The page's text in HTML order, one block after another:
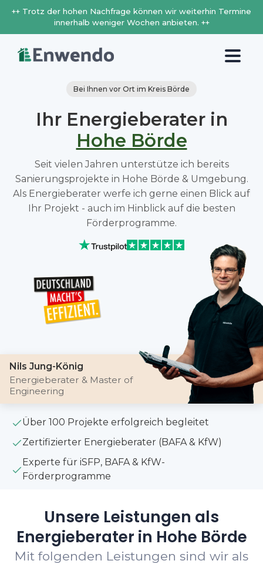
++ Trotz der hohen Nachfrage können wir weiterhin Termine
innerhalb weniger Wochen anbieten. ++
Bei Ihnen vor Ort im Kreis Börde
Ihr Energieberater in
Hohe Börde
Seit vielen Jahren unterstütze ich bereits
Sanierungsprojekte in Hohe Börde & Umgebung.
Als Energieberater werfe ich gerne einen Blick auf
Ihr Projekt - auch im Hinblick auf die besten
Förderprogramme.
Nils Jung-König
Energieberater & Master of
Engineering
Über 100 Projekte erfolgreich begleitet
Zertifizierter Energieberater (BAFA & KfW)
Experte für iSFP, BAFA & KfW-
Förderprogramme
Unsere Leistungen als
Energieberater in Hohe Börde
Mit folgenden Leistungen sind wir als